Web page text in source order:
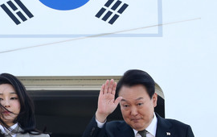
기소
명 사망
뇨"-- CDC
압수수색
관위 등 9곳